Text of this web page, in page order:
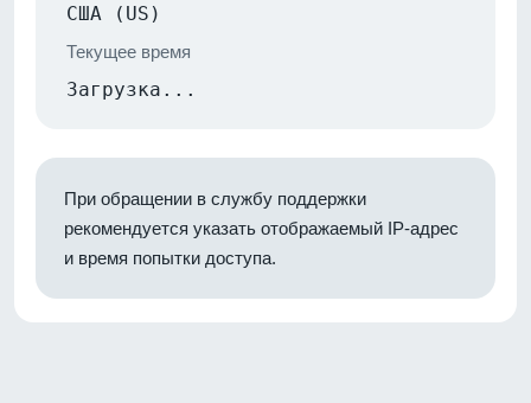
США (US)
Текущее время
Загрузка...
При обращении в службу поддержки
рекомендуется указать отображаемый IP-адрес
и время попытки доступа.